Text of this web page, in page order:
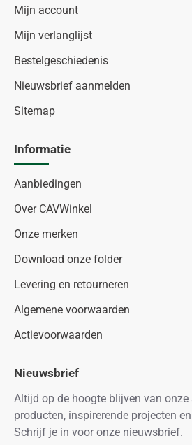
Mijn account
Mijn verlanglijst
Bestelgeschiedenis
Nieuwsbrief aanmelden
Sitemap
Informatie
Aanbiedingen
Over CAVWinkel
Onze merken
Download onze folder
Levering en retourneren
Algemene voorwaarden
Actievoorwaarden
Nieuwsbrief
Altijd op de hoogte blijven van onze
producten, inspirerende projecten
Schrijf je in voor onze nieuwsbrief.